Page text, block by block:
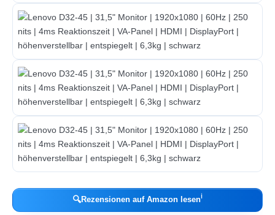
🔍Rezensionen auf Amazon lesenℹ︎